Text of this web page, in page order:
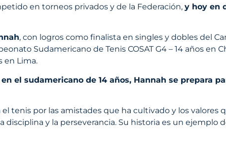
en torneos privados y de la Federación, y hoy en
, con logros como finalista en singles y dobles del
Sudamericano de Tenis COSAT G4 – 14 años en
en Lima.
el sudamericano de 14 años, Hannah se prepara
tenis por las amistades que ha cultivado y los
disciplina y la perseverancia. Su historia es un ejemplo